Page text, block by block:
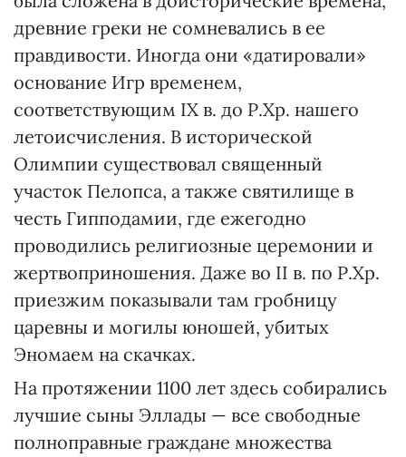
древние греки не сомневались в ее
правдивости. Иногда они «датировали»
основание Игр временем,
соответствующим IX в. до Р.Хр. нашего
летоисчисления. В исторической
Олимпии существовал священный
участок Пелопса, а также святилище в
честь Гипподамии, где ежегодно
проводились религиозные церемонии и
жертвоприношения. Даже во II в. по Р.Хр.
приезжим показывали там гробницу
царевны и могилы юношей, убитых
Эномаем на скачках.
На протяжении 1100 лет здесь собирались
лучшие сыны Эллады — все свободные
полноправные граждане множества